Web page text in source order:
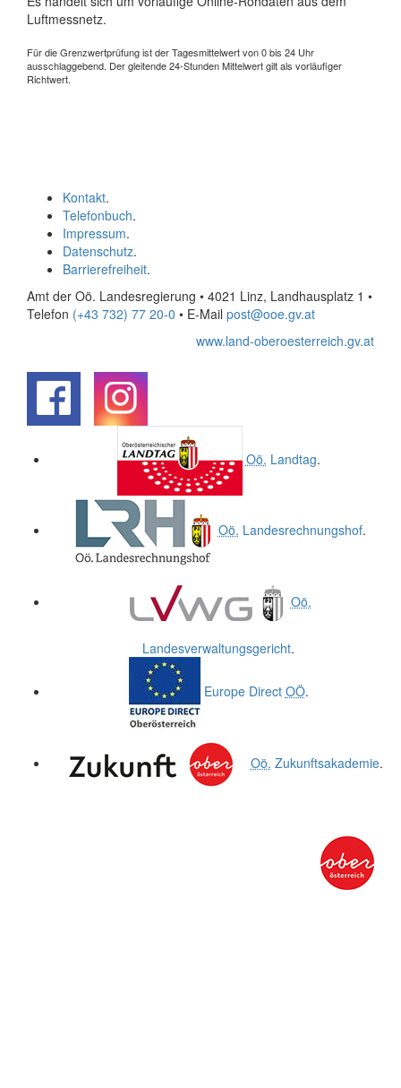
Luftmessnetz.
Für die Grenzwertprüfung ist der Tagesmittelwert von 0 bis 24 Uhr
ausschlaggebend. Der gleitende 24-Stunden Mittelwert gilt als vorläufiger
Richtwert.
Kontakt.
Telefonbuch.
Impressum.
Datenschutz.
Barrierefreiheit.
Amt der Oö. Landesregierung • 4021 Linz, Landhausplatz 1 •
Telefon (+43 732) 77 20-0 • E-Mail post@ooe.gv.at
www.land-oberoesterreich.gv.at
Oö. Landtag.
Oö. Landesrechnungshof.
Oö.
Landesverwaltungsgericht.
Europe Direct OÖ.
Oö. Zukunftsakademie.